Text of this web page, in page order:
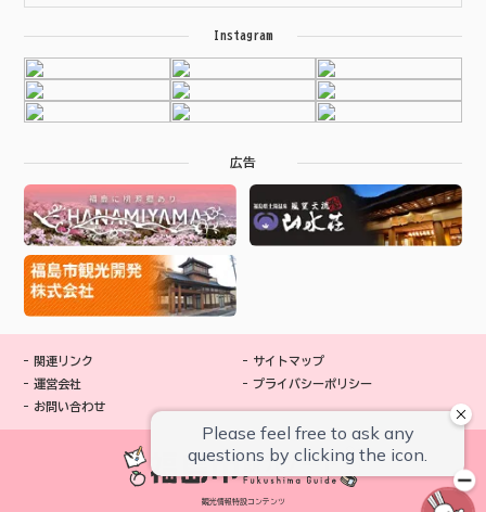
Instagram
広告
関連リンク
運営会社
お問い合わせ
サイトマップ
プライバシーポリシー
観光情報特設コンテンツ